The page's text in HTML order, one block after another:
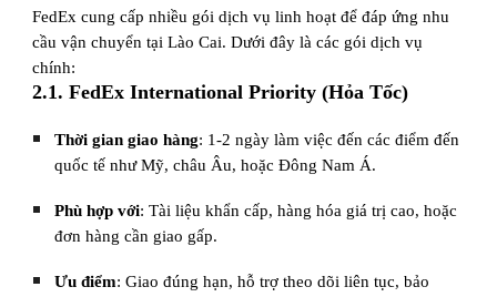
FedEx cung cấp nhiều gói dịch vụ linh hoạt để đáp ứng nhu
cầu vận chuyển tại Lào Cai. Dưới đây là các gói dịch vụ
chính:
2.1. FedEx International Priority (Hỏa Tốc)
Thời gian giao hàng: 1-2 ngày làm việc đến các điểm đến
quốc tế như Mỹ, châu Âu, hoặc Đông Nam Á.
Phù hợp với: Tài liệu khẩn cấp, hàng hóa giá trị cao, hoặc
đơn hàng cần giao gấp.
Ưu điểm: Giao đúng hạn, hỗ trợ theo dõi liên tục, bảo